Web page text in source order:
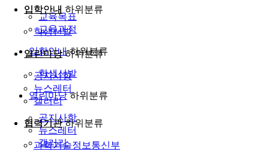
입학안내 하위분류
학생선발
열린마당 하위분류
공지사항
뉴스레터
갤러리
협력기관 하위분류
과학기술정보통신부
교육목표
교육과정
입학안내 하위분류
학생선발
열린마당 하위분류
공지사항
뉴스레터
갤러리